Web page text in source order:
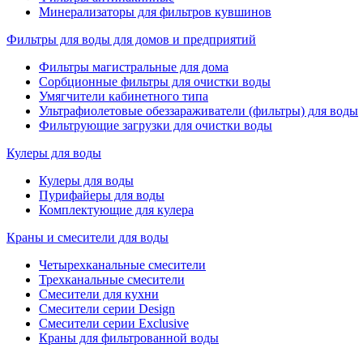
Минерализаторы для фильтров кувшинов
Фильтры для воды для домов и предприятий
Фильтры магистральные для дома
Сорбционные фильтры для очистки воды
Умягчители кабинетного типа
Ультрафиолетовые обеззараживатели (фильтры) для воды
Фильтрующие загрузки для очистки воды
Кулеры для воды
Кулеры для воды
Пурифайеры для воды
Комплектующие для кулера
Краны и смесители для воды
Четырехканальные смесители
Трехканальные смесители
Смесители для кухни
Смесители серии Design
Смесители серии Exclusive
Краны для фильтрованной воды